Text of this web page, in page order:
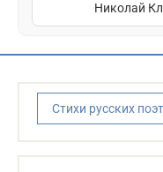
Николай
Стихи русских